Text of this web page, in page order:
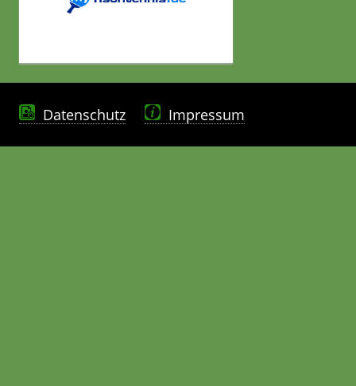
Datenschutz Impressum